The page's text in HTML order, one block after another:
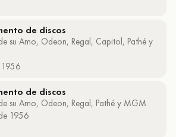
de discos
su Amo, Odeon, Regal, Capitol, Pathé y
de discos
su Amo, Odeon, Regal, Pathé y MGM
1956